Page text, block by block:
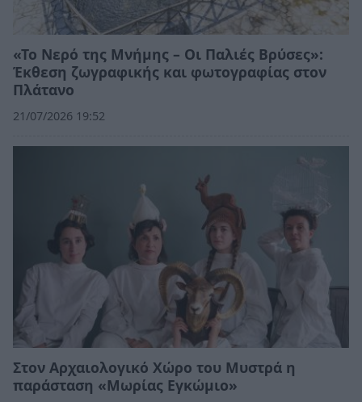
«Το Νερό της Μνήμης – Οι Παλιές Βρύσες»:
Έκθεση ζωγραφικής και φωτογραφίας στον
Πλάτανο
21/07/2026 19:52
Στον Αρχαιολογικό Χώρο του Μυστρά η
παράσταση «Μωρίας Εγκώμιο»